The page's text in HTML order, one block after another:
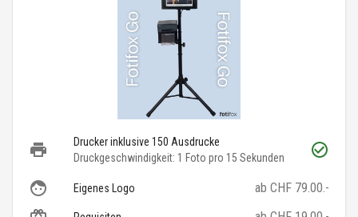
Drucker inklusive 150 Ausdrucke
Druckgeschwindigkeit: 1 Foto pro 15 Sekunden
Eigenes Logo ab CHF 79.00.-